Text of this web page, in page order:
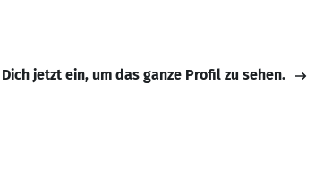
Dich jetzt ein, um das ganze Profil zu sehen.